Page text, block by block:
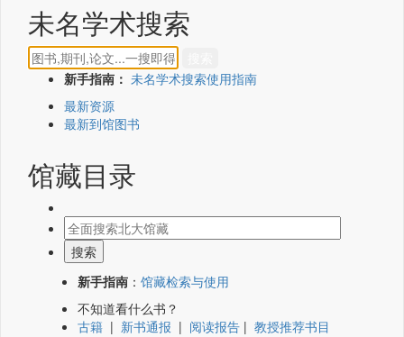
未名学术搜索
新手指南： 未名学术搜索使用指南
最新资源
最新到馆图书
馆藏目录
新手指南 ： 馆藏检索与使用
不知道看什么书？
古籍 | 新书通报 | 阅读报告 | 教授推荐书目